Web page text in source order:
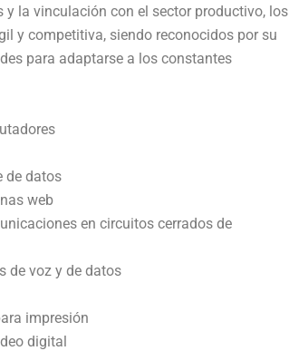
la vinculación con el sector productivo, los
y competitiva, siendo reconocidos por su
para adaptarse a los constantes
de datos
web
en circuitos cerrados de
de voz y de datos
impresión
digital